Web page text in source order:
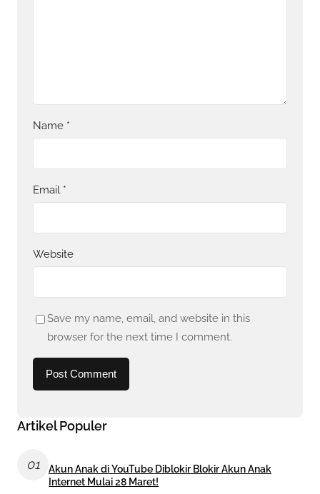
Name *
Email *
Website
Save my name, email, and website in this
browser for the next time I comment.
Artikel Populer
01
Akun Anak di YouTube Diblokir Blokir Akun Anak
Internet Mulai 28 Maret!